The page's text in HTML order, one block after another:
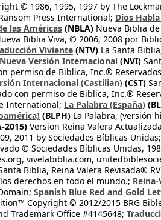
© 1986, 1995, 1997 by The
Press International; Dios
las Américas (NBLA) Nueva Biblia
Biblia Viva, © 2006, 2008 por
Viviente (NTV) La Santa
Nueva Versión Internacional (NVI)
permiso de Biblica, Inc.®
Internacional (Castilian) (CST)
con permiso de Biblica, Inc.®
International; La Palabra (España)
(BLPH) La Palabra, (versión
2015) Version Reina Valera
2011 by Sociedades Bíblicas Unidas;
© Sociedades Bíblicas Unidas,
vivelabiblia.com,
Biblia, Reina Valera Revisada®
derechos en todo el mundo.;
Spanish Blue Red and Gold
Copyright © 2012/2015 BRG
Trademark Office #4145648;